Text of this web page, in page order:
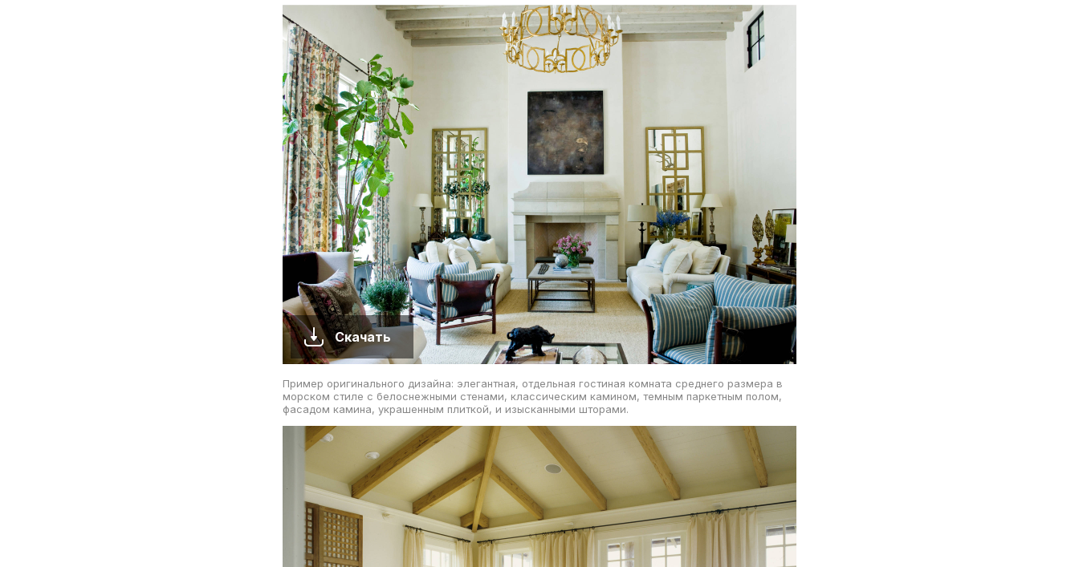
Скачать
Пример оригинального дизайна: элегантная, отдельная гостиная комната среднего размера в
морском стиле с белоснежными стенами, классическим камином, темным паркетным полом,
фасадом камина, украшенным плиткой, и изысканными шторами.